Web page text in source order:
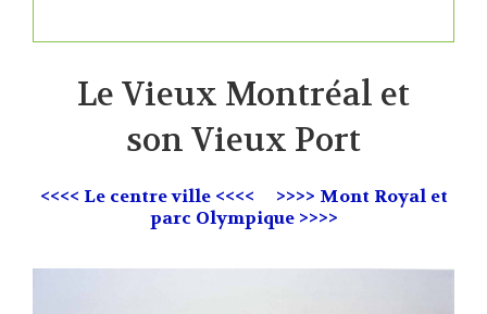
Le Vieux Montréal et
son Vieux Port
<<<< Le centre ville <<<<
>>>> Mont Royal et
parc Olympique >>>>